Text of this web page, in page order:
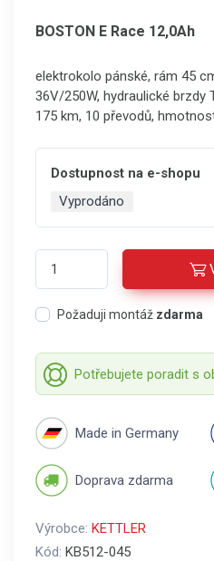
BOSTON E Race 12,0Ah
elektrokolo pánské, rám 45
36V/250W, hydraulické brzdy
175 km, 10 převodů,
Dostupnost na e-shopu
Vyprodáno
Požaduji montáž zdarma
Potřebujete poradit s
Made in Germany
Doprava zdarma
Výrobce: KETTLER
Kód: KB512-045